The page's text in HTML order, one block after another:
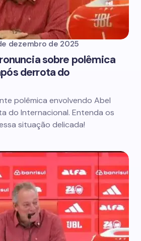
dezembro de 2025
sobre polêmica
derrota do
polêmica envolvendo Abel
do Internacional. Entenda os
situação delicada!